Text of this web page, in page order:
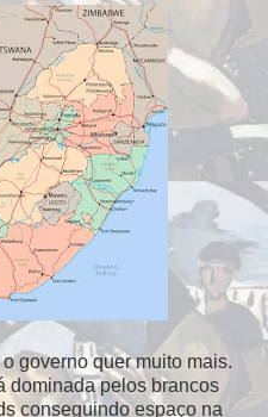
governo quer muito mais.
dominada pelos brancos
conseguindo espaço na